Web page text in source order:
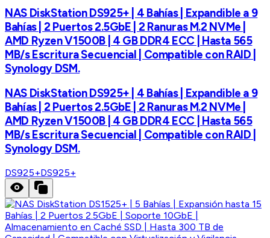
NAS DiskStation DS925+ | 4 Bahías | Expandible a 9
Bahías | 2 Puertos 2.5GbE | 2 Ranuras M.2 NVMe |
AMD Ryzen V1500B | 4 GB DDR4 ECC | Hasta 565
MB/s Escritura Secuencial | Compatible con RAID |
Synology DSM.
NAS DiskStation DS925+ | 4 Bahías | Expandible a 9
Bahías | 2 Puertos 2.5GbE | 2 Ranuras M.2 NVMe |
AMD Ryzen V1500B | 4 GB DDR4 ECC | Hasta 565
MB/s Escritura Secuencial | Compatible con RAID |
Synology DSM.
DS925+DS925+